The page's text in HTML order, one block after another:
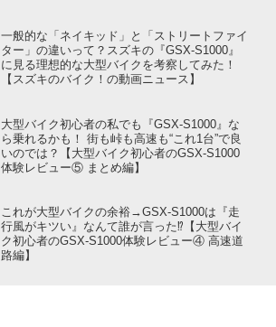
一般的な「ネイキッド」と「ストリートファイ
ター」の違いって？スズキの『GSX-S1000』
に見る理想的な大型バイクを考察してみた！
【スズキのバイク！の動画ニュース】
大型バイク初心者の私でも『GSX-S1000』な
ら乗れるかも！ 街も峠も高速も“これ1台”で良
いのでは？【大型バイク初心者のGSX-S1000
体験レビュー⑤ まとめ編】
これが大型バイクの余裕→GSX-S1000は『走
行風がキツい』なんて誰が言った⁉【大型バイ
ク初心者のGSX-S1000体験レビュー④ 高速道
路編】